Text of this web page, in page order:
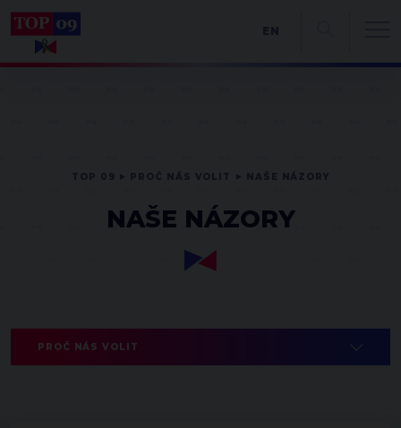
NAŠE NÁZORY
PROČ NÁS VOLIT